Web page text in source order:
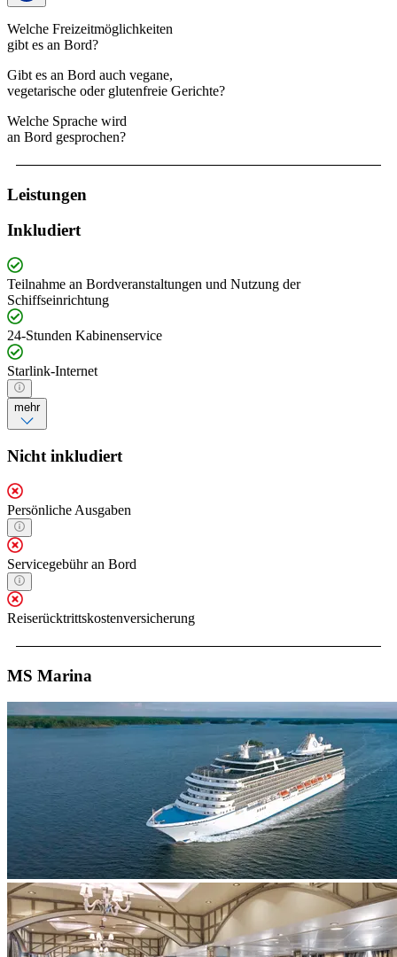
Welche Freizeitmöglichkeiten
gibt es an Bord?
Gibt es an Bord auch vegane,
vegetarische oder glutenfreie Gerichte?
Welche Sprache wird
an Bord gesprochen?
Leistungen
Inkludiert
Teilnahme an Bordveranstaltungen und Nutzung der
Schiffseinrichtung
24-Stunden Kabinenservice
Starlink-Internet
mehr
Nicht inkludiert
Persönliche Ausgaben
Servicegebühr an Bord
Reiserücktrittskostenversicherung
MS Marina